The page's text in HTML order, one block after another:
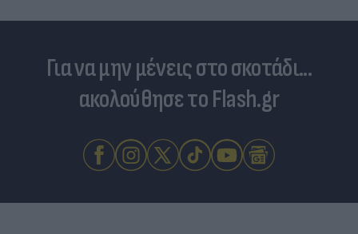
Για να μην μένεις στο σκοτάδι...
ακολούθησε το Flash.gr